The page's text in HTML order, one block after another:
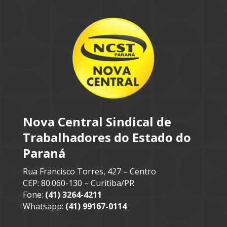
Nova Central Sindical de
Trabalhadores do Estado do
Paraná
Rua Francisco Torres, 427 – Centro
CEP: 80.060-130 – Curitiba/PR
Fone: (41) 3264-4211
Whatsapp: (41) 99167-0114